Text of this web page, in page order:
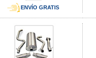
ENVÍO GRATIS